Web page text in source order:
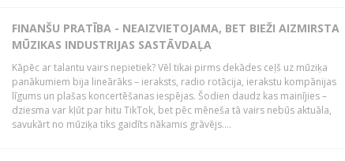
FINANŠU PRATĪBA - NEAIZVIETOJAMA, BET BIEŽI AIZMIRSTA
MŪZIKAS INDUSTRIJAS SASTĀVDAĻA
Kāpēc ar talantu vairs nepietiek? Vēl tikai pirms dekādes ceļš uz mūziķa
panākumiem bija lineārāks – ieraksts, radio rotācija, ierakstu kompānijas
līgums un plašas koncertēšanas iespējas. Šodien daudz kas mainījies –
dziesma var kļūt par hitu TikTok, bet pēc mēneša tā vairs nebūs aktuāla,
savukārt no mūziķa tiks gaidīts nākamis grāvējs....